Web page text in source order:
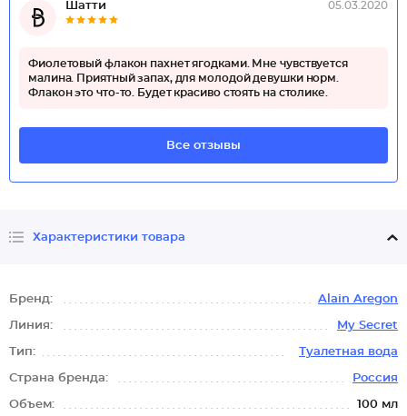
Шатти 05.03.2020
Фиолетовый флакон пахнет ягодками. Мне чувствуется
малина. Приятный запах, для молодой девушки норм.
Флакон это что-то. Будет красиво стоять на столике.
Все отзывы
Характеристики товара
Бренд: Alain Aregon
Линия: My Secret
Тип: Туалетная вода
Страна бренда: Россия
Объем: 100 мл